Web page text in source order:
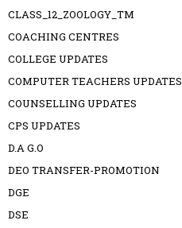
CLASS_12_ZOOLOGY_TM
COACHING CENTRES
COLLEGE UPDATES
COMPUTER TEACHERS UPDATES
COUNSELLING UPDATES
CPS UPDATES
D.A G.O
DEO TRANSFER-PROMOTION
DGE
DSE